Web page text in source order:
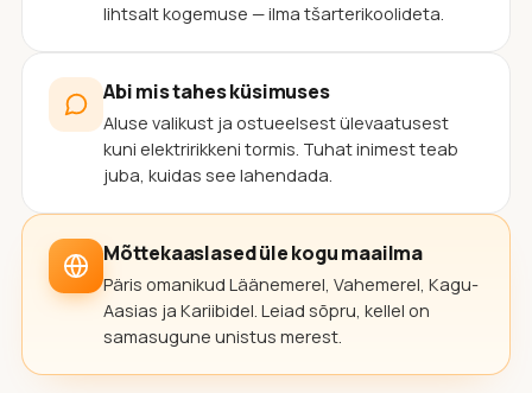
lihtsalt kogemuse — ilma tšarterikoolideta.
Abi mis tahes küsimuses
Aluse valikust ja ostueelsest ülevaatusest
kuni elektririkkeni tormis. Tuhat inimest teab
juba, kuidas see lahendada.
Mõttekaaslased üle kogu maailma
Päris omanikud Läänemerel, Vahemerel, Kagu-
Aasias ja Kariibidel. Leiad sõpru, kellel on
samasugune unistus merest.